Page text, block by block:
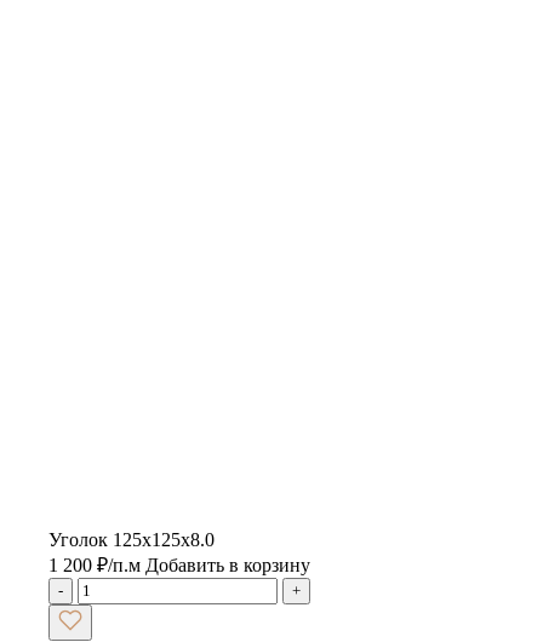
Уголок 125х125х8.0
1 200 ₽/п.м Добавить в корзину
- +